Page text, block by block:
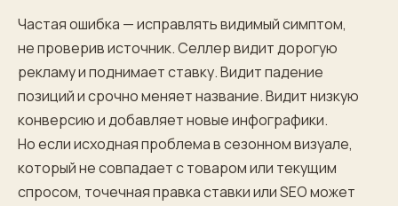
Частая ошибка — исправлять видимый симптом,
не проверив источник. Селлер видит дорогую
рекламу и поднимает ставку. Видит падение
позиций и срочно меняет название. Видит низкую
конверсию и добавляет новые инфографики.
Но если исходная проблема в сезонном визуале,
который не совпадает с товаром или текущим
спросом, точечная правка ставки или SEO может